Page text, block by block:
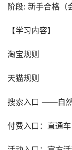
阶段: 新手合格（
【学习内容】
淘宝规则
天猫规则
搜索入口 ——自然
付费入口：直通